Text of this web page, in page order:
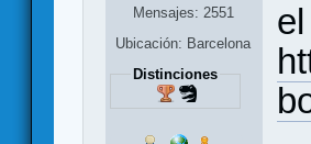
Mensajes: 2551
Ubicación: Barcelona
Distinciones